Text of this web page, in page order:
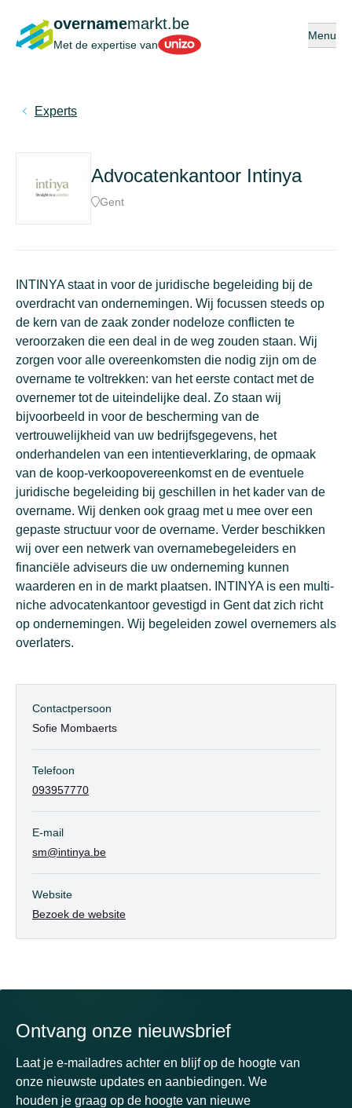
overnamemarkt.be
Met de expertise vanUnizo
Open of
Menu
Experts
Advocatenkantoor Intinya
Gent
INTINYA staat in voor de juridische begeleiding bij de
overdracht van ondernemingen. Wij focussen steeds op
de kern van de zaak zonder nodeloze conflicten te
veroorzaken die een deal in de weg zouden staan. Wij
zorgen voor alle overeenkomsten die nodig zijn om de
overname te voltrekken: van het eerste contact met de
overnemer tot de uiteindelijke deal. Zo staan wij
bijvoorbeeld in voor de bescherming van de
vertrouwelijkheid van uw bedrijfsgegevens, het
onderhandelen van een intentieverklaring, de opmaak
van de koop-verkoopovereenkomst en de eventuele
juridische begeleiding bij geschillen in het kader van de
overname. Wij denken ook graag met u mee over een
gepaste structuur voor de overname. Verder beschikken
wij over een netwerk van overnamebegeleiders en
financiële adviseurs die uw onderneming kunnen
waarderen en in de markt plaatsen. INTINYA is een multi-
niche advocatenkantoor gevestigd in Gent dat zich richt
op ondernemingen. Wij begeleiden zowel overnemers als
overlaters.
Contactpersoon
Sofie Mombaerts
Telefoon
093957770
E-mail
sm@intinya.be
Website
Bezoek de website
Ontvang onze nieuwsbrief
Laat je e-mailadres achter en blijf op de hoogte van
onze nieuwste updates en aanbiedingen. We
houden je graag op de hoogte van nieuwe